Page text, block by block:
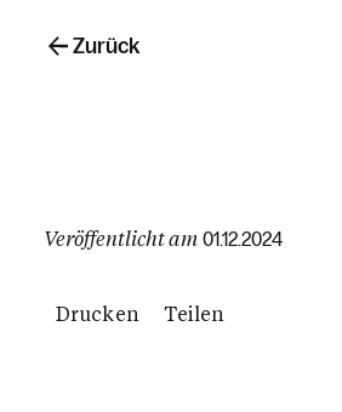
Veröffentlicht am 01.12.2024
Drucken Teilen
Zurück